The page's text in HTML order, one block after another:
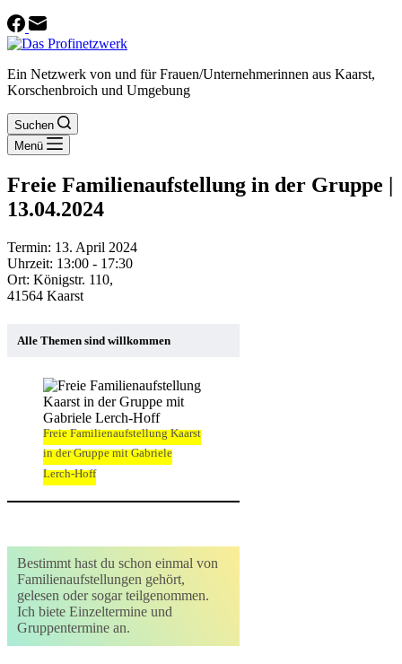
Ein Netzwerk von und für Frauen/Unternehmerinnen aus Kaarst,
Korschenbroich und Umgebung
Suchen
Menü
Freie Familienaufstellung in der Gruppe |
13.04.2024
Termin: 13. April 2024
Uhrzeit: 13:00 - 17:30
Ort: Königstr. 110,
41564 Kaarst
Alle Themen sind willkommen
Freie Familienaufstellung Kaarst
in der Gruppe mit Gabriele
Lerch-Hoff
Bestimmt hast du schon einmal von
Familienaufstellungen gehört,
gelesen oder sogar teilgenommen.
Ich biete Einzeltermine und
Gruppentermine an.